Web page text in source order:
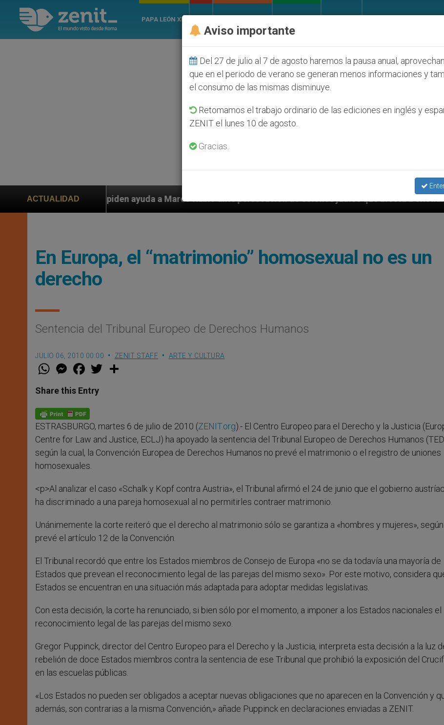
PAPA LEÓN XIV
ACTUALIDAD
piden ayuda a Marco Rubio ante persecución de colonos judíos que afecta a cristianos (y no sólo) en
En Europa, el “matrimonio” homosexual no es un
derecho
Sentencia del Tribunal Europeo de Derechos Humanos
JULIO 06, 2010 00:00 ZENIT STAFF ARTE Y CULTURA
W
t
s
p
p
M
e
s
e
g
e
r
F
a
e
b
o
k
w
Share this Entry
ESTRASBURGO, martes 6 de julio de 2010 (ZENIT.org).- El Centro Europeo para el Derecho y la Justicia
Centre for Law and Justice, ECLJ) ha apoyado la sentencia del Tribunal Europeo de Derechos Humanos
según la cual, la Convención Europea de Derechos Humanos no prevé el matrimonio o el registro de uniones
homosexuales.
<p>Al analizar el caso «Schalk y Kopf contra Austria», el Tribunal afirmó el 24 de junio que el gobierno
ha discriminado a una pareja homosexual al no permitirles contraer matrimonio.
Unánimemente la corte reiteró que el derecho al matrimonio sólo se garantiza a «hombres y mujeres», según
prevé el artículo 12 de la Convención.
El Tribunal recordó que entre los Estados miembros de Consejo de Europa «no se da todavía una mayoría de
Estados que prevean el reconocimiento legal de las parejas del mismo sexo». Por este motivo, considera
Estados se encuentran en una situación más adaptada para adoptar medidas legislativas.
Con esta decisión, la corte ha renunciado, si bien sólo por el momento, a imponer a los Estados nacionales el
reconocimiento legal de las parejas del mismo sexo.
Gregor Puppinck, director del Centro Europeo para el Derecho y la Justicia, interpreta esta decisión a la luz
rebelión de doce Estados miembros contra la sentencia de ese Tribunal que prohibió la exposición del
en las escuelas públicas.
«Los Estados no pueden ser obligados a aceptar nuevas obligaciones que no aparecen en la Convención y
además, son contrarias a la misma Convención,» añade Puppinck en declaraciones enviadas a ZENIT.
Aviso importante
Del 27 de julio al 7 de agosto haremos la pausa anual,
que en el periodo de verano se generan menos informaciones y
el consumo de las mismas disminuye.
Retomamos el trabajo ordinario de las ediciones en inglés y
ZENIT el lunes 10 de agosto.
Gracias.